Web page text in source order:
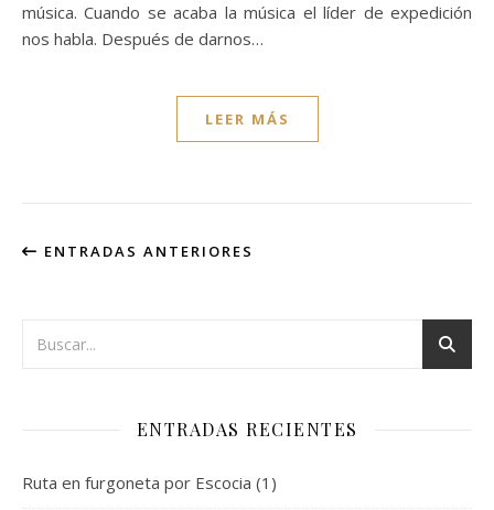
música. Cuando se acaba la música el líder de expedición
nos habla. Después de darnos…
LEER MÁS
ENTRADAS ANTERIORES
ENTRADAS RECIENTES
Ruta en furgoneta por Escocia (1)